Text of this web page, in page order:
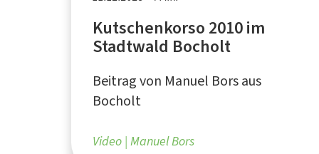
Kutschenkorso 2010 im
Stadtwald Bocholt
Beitrag von Manuel Bors aus
Bocholt
Video Manuel Bors